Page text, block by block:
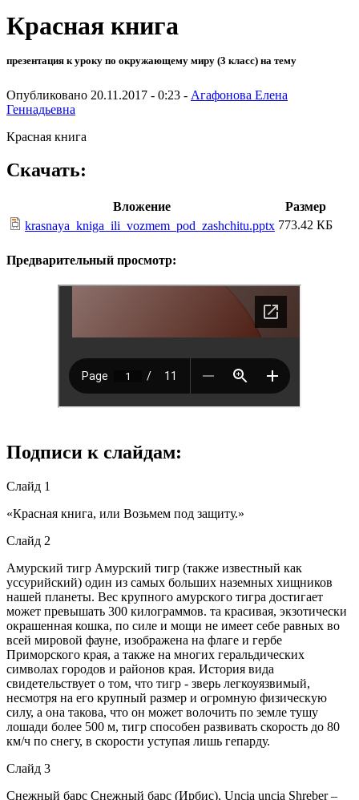
Красная книга
презентация к уроку по окружающему миру (3 класс) на тему
Опубликовано 20.11.2017 - 0:23 - Агафонова Елена
Геннадьевна
Красная книга
Скачать:
Вложение
Размер
krasnaya_kniga_ili_vozmem_pod_zashchitu.pptx 773.42 КБ
Предварительный просмотр:
Подписи к слайдам:
Слайд 1
«Красная книга, или Возьмем под защиту.»
Слайд 2
Амурский тигр Амурский тигр (также известный как
уссурийский) один из самых больших наземных хищников
нашей планеты. Вес крупного амурского тигра достигает
может превышать 300 килограммов. та красивая, экзотически
окрашенная кошка, по силе и мощи не имеет себе равных во
всей мировой фауне, изображена на флаге и гербе
Приморского края, а также на многих геральдических
символах городов и районов края. История вида
свидетельствует о том, что тигр - зверь легкоуязвимый,
несмотря на его крупный размер и огромную физическую
силу, а она такова, что он может волочить по земле тушу
лошади более 500 м, тигр способен развивать скорость до 80
км/ч по снегу, в скорости уступая лишь гепарду.
Слайд 3
Снежный барс Снежный барс (Ирбис), Uncia uncia Shreber –